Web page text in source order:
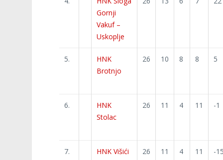
Gornji
Vakuf –
Uskoplje
5.
HNK
Brotnjo
26 10 8 8 5
6.
HNK
Stolac
26 11 4 11 -1
7. HNK Višići 26 11 4 11 -